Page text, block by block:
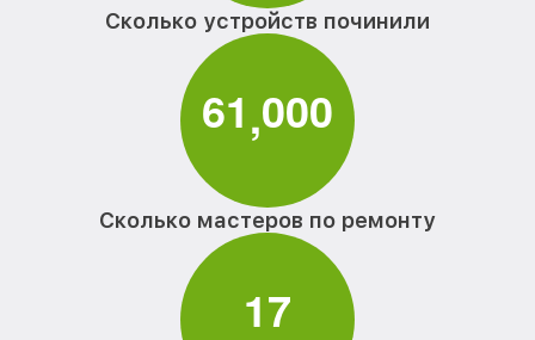
Сколько устройств починили
61,000
Сколько мастеров по ремонту
17